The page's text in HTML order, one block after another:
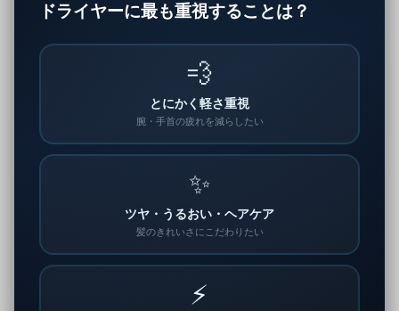
ドライヤーに最も重視することは？
💨
とにかく軽さ重視
腕・手首の疲れを減らしたい
✨
ツヤ・うるおい・ヘアケア
髪のきれいさにこだわりたい
⚡